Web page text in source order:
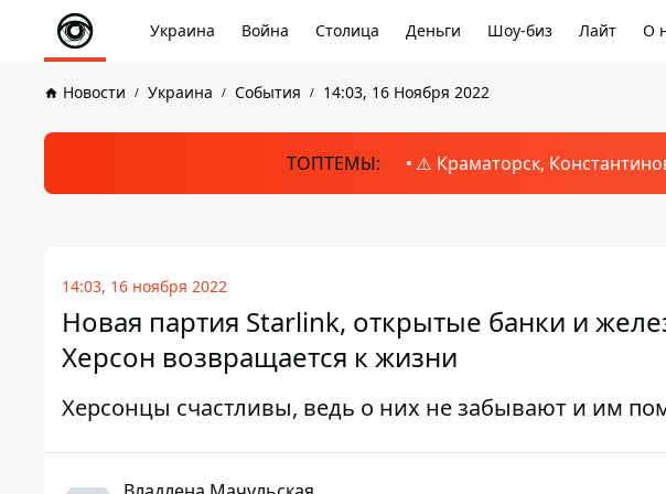
Украина Война Столица Деньги Шоу-биз Лайт О
Новости Украина События 14:03, 16 Ноября 2022
ТОПТЕМЫ: ⚠️ Краматорск,
14:03, 16 ноября 2022
Новая партия Starlink, открытые банки и
Херсон возвращается к жизни
Херсонцы счастливы, ведь о них не забывают и им